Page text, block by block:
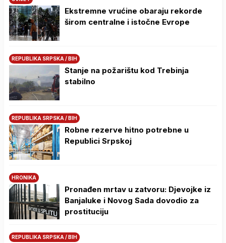
Ekstremne vrućine obaraju rekorde
širom centralne i istočne Evrope
REPUBLIKA SRPSKA / BIH
Stanje na požarištu kod Trebinja
stabilno
REPUBLIKA SRPSKA / BIH
Robne rezerve hitno potrebne u
Republici Srpskoj
HRONIKA
Pronađen mrtav u zatvoru: Djevojke iz
Banjaluke i Novog Sada dovodio za
prostituciju
REPUBLIKA SRPSKA / BIH